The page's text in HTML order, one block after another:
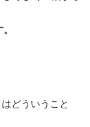
どういうこと